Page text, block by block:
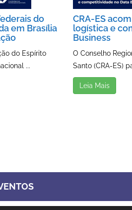
do
em Brasília
do Espírito
...
CRA-ES
logística e
Business
O Conselho
Santo (CRA-ES)
Leia Mais